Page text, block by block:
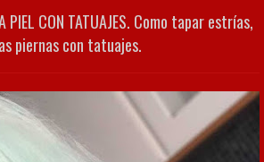
PIEL CON TATUAJES. Como tapar estrías,
piernas con tatuajes.